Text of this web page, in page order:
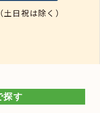
日祝は除く）
探す